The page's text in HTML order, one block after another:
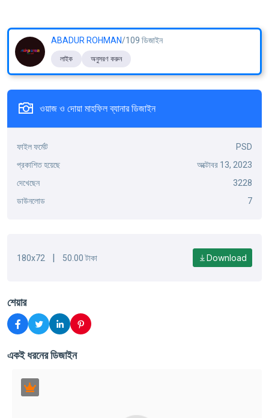
ABADUR ROHMAN/109 ডিজাইন
লাইক অনুসরণ করুন
ওয়াজ ও দোয়া মাহফিল ব্যানার ডিজাইন
ফাইল ফর্মেট
PSD
প্রকাশিত হয়েছে
অক্টোবর 13, 2023
দেখেছেন
3228
ডাউনলোড
7
180x72 | 50.00 টাকা Download
শেয়ার
একই ধরনের ডিজাইন